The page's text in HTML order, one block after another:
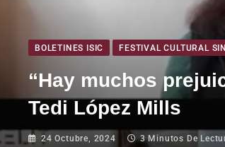
BOLETINES ISIC FESTIVAL CULTURAL
“Hay muchos
Tedi López Mills
24 Octubre, 2024 3 Minutos De